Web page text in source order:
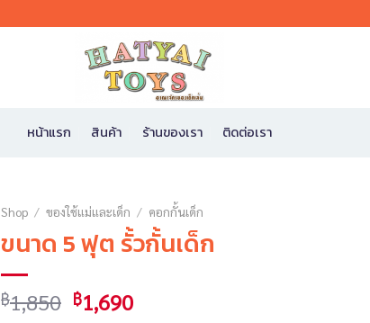
หน้าแรก สินค้า ร้านของเรา ติดต่อเรา
Shop / ของใช้แม่และเด็ก / คอกกั้นเด็ก
ขนาด 5 ฟุต รั้วกั้นเด็ก
฿1,850 ฿1,690